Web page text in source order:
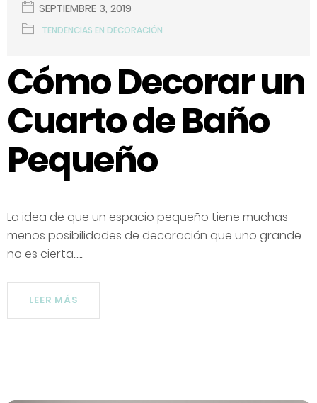
SEPTIEMBRE 3, 2019
TENDENCIAS EN DECORACIÓN
Cómo Decorar un
Cuarto de Baño
Pequeño
La idea de que un espacio pequeño tiene muchas
menos posibilidades de decoración que uno grande
no es cierta.......
LEER MÁS